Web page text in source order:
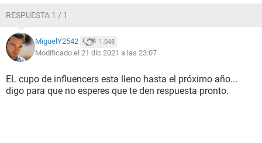
RESPUESTA 1 / 1
MiguelY2542 1.048
Modificado el 21 dic 2021 a las 23:07
EL cupo de influencers esta lleno hasta el próximo año...
digo para que no esperes que te den respuesta pronto.